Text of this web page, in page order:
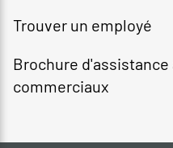
Trouver un employé​
Brochure
commerciaux